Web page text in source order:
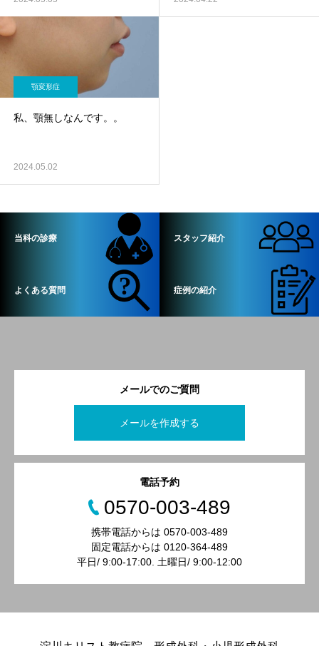
顎変形症
私、顎無しなんです。。
2024.05.02
当科の診療 スタッフ紹介
よくある質問 症例の紹介
メールでのご質問
メールを作成する
電話予約
0570-003-489
携帯電話からは 0570-003-489
固定電話からは 0120-364-489
平日/ 9:00-17:00. 土曜日/ 9:00-12:00